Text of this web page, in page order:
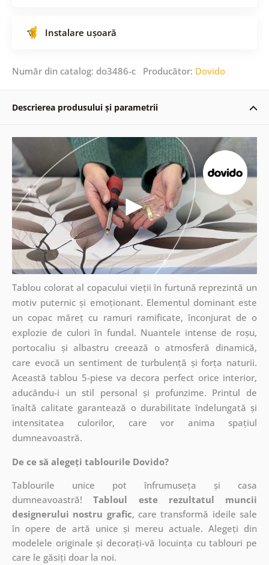
Instalare ușoară
Număr din catalog: do3486-c Producător: Dovido
Descrierea produsului și parametrii
Tablou colorat al copacului vieții în furtună reprezintă un
motiv puternic și emoționant. Elementul dominant este
un copac măreț cu ramuri ramificate, înconjurat de o
explozie de culori în fundal. Nuantele intense de roșu,
portocaliu și albastru creează o atmosferă dinamică,
care evocă un sentiment de turbulență și forța naturii.
Această tablou 5-piese va decora perfect orice interior,
aducându-i un stil personal și profunzime. Printul de
înaltă calitate garantează o durabilitate îndelungată și
intensitatea culorilor, care vor anima spațiul
dumneavoastră.
De ce să alegeți tablourile Dovido?
Tablourile unice pot înfrumuseța și casa
dumneavoastră!Tabloul este rezultatul muncii
designerului nostru grafic, caretransformă ideile sale
în opere de artă unice și mereu actuale. Alegeți din
modelele originale și decorați-vă locuința cu tablouri pe
care le găsiți doar la noi.